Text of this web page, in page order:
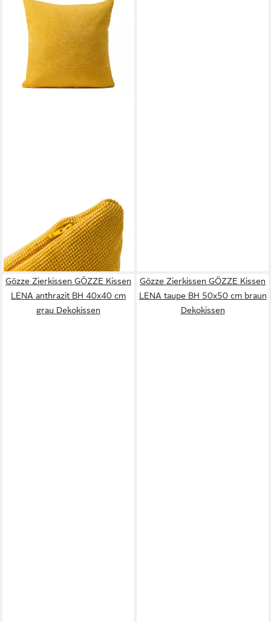
Zierkissen GÖZZE Kissen
LENA senf BH 50x50 cm gelb
Dekokissen
11,90 €
lieferbar - in 4-5 Werktagen bei dir
Gözze Zierkissen GÖZZE Kissen
LENA anthrazit BH 40x40 cm
grau Dekokissen
Gözze Zierkissen GÖZZE Kissen
LENA taupe BH 50x50 cm braun
Dekokissen